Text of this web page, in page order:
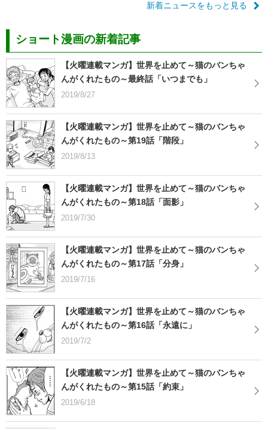
新着ニュースをもっと見る
ショート漫画の新着記事
【火曜連載マンガ】世界を止めて～猫のバンちゃ
んがくれたもの～最終話「いつまでも」
2019/8/27
【火曜連載マンガ】世界を止めて～猫のバンちゃ
んがくれたもの～第19話「階段」
2019/8/13
【火曜連載マンガ】世界を止めて～猫のバンちゃ
んがくれたもの～第18話「面影」
2019/7/30
【火曜連載マンガ】世界を止めて～猫のバンちゃ
んがくれたもの～第17話「分身」
2019/7/16
【火曜連載マンガ】世界を止めて～猫のバンちゃ
んがくれたもの～第16話「永遠に」
2019/7/2
【火曜連載マンガ】世界を止めて～猫のバンちゃ
んがくれたもの～第15話「約束」
2019/6/18